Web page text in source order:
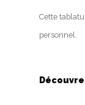
Cette
personnel.